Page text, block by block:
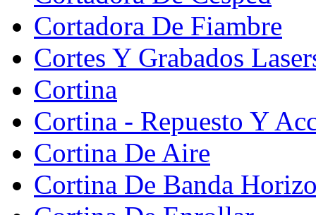
Cortadora De Fiambre
Cortes Y Grabados
Cortina
Cortina - Repuesto Y
Cortina De Aire
Cortina De Banda